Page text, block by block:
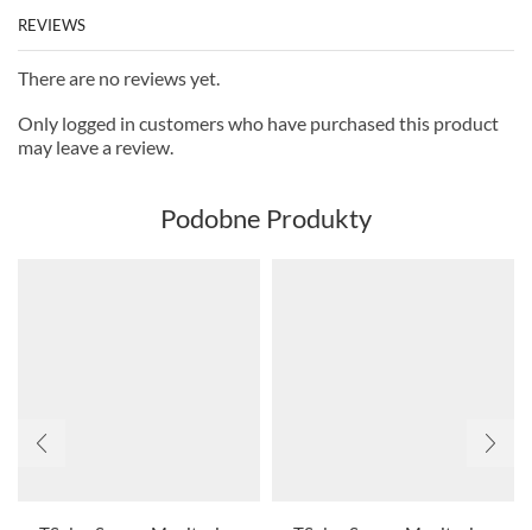
REVIEWS
There are no reviews yet.
Only logged in customers who have purchased this product
may leave a review.
Podobne Produkty